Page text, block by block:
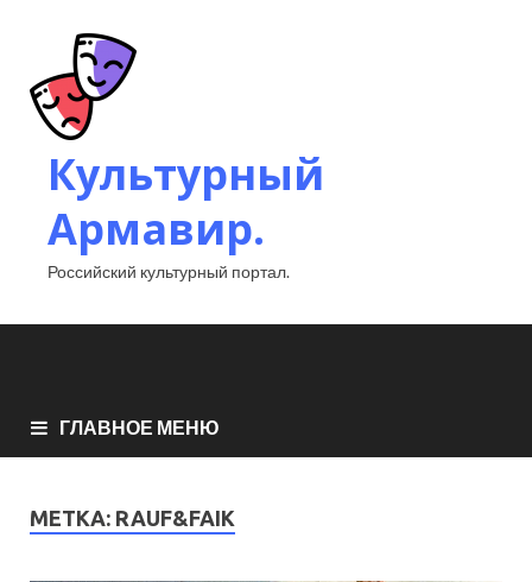
Культурный
Армавир.
Российский культурный портал.
ГЛАВНОЕ МЕНЮ
МЕТКА: RAUF&FAIK